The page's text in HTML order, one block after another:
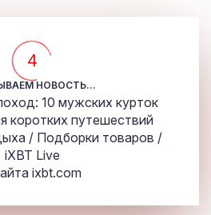
4
НОВОСТЬ...
10 мужских курток
коротких путешествий
/ Подборки товаров /
iXBT Live
ixbt.com